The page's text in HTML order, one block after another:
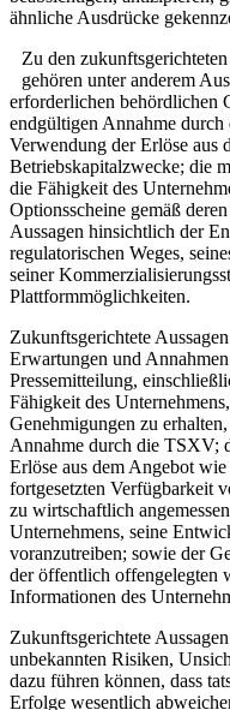
ähnliche Ausdrücke
Zu den
gehören unter anderem
erforderlichen behördlichen
endgültigen Annahme
Verwendung der Erlöse aus
Betriebskapitalzwecke; die
die Fähigkeit des
Optionsscheine gemäß
Aussagen hinsichtlich der
regulatorischen Weges,
seiner
Plattformmöglichkeiten.
Zukunftsgerichtete
Erwartungen und
Pressemitteilung,
Fähigkeit des
Genehmigungen zu
Annahme durch die TSXV;
Erlöse aus dem Angebot
fortgesetzten Verfügbarkeit
zu wirtschaftlich
Unternehmens, seine
voranzutreiben; sowie der
der öffentlich offengelegten
Informationen des
Zukunftsgerichtete
unbekannten Risiken,
dazu führen können, dass
Erfolge wesentlich